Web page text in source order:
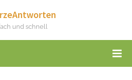
und schnell